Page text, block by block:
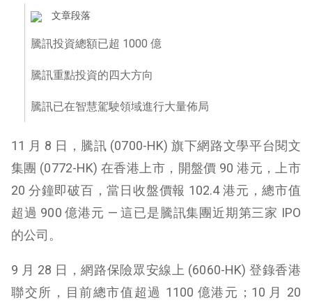
文章段落
騰訊投資總額已超 1000 億
騰訊重點投資的四大方向
騰訊已在智慧駕駛領域進行大量佈局
11 月 8 日，騰訊 (0700-HK) 旗下網路文學平台閱文
集團 (0772-HK) 在香港上市，開盤價 90 港元，上市
20 分鐘即破百，當日收盤價報 102.4 港元，總市值
超過 900 億港元 — 這已是騰訊集團近期第三家 IPO
的公司。
9 月 28 日，網路保險眾安線上 (6060-HK) 登錄香港
聯交所，目前總市值超過 1100 億港元；10 月 20